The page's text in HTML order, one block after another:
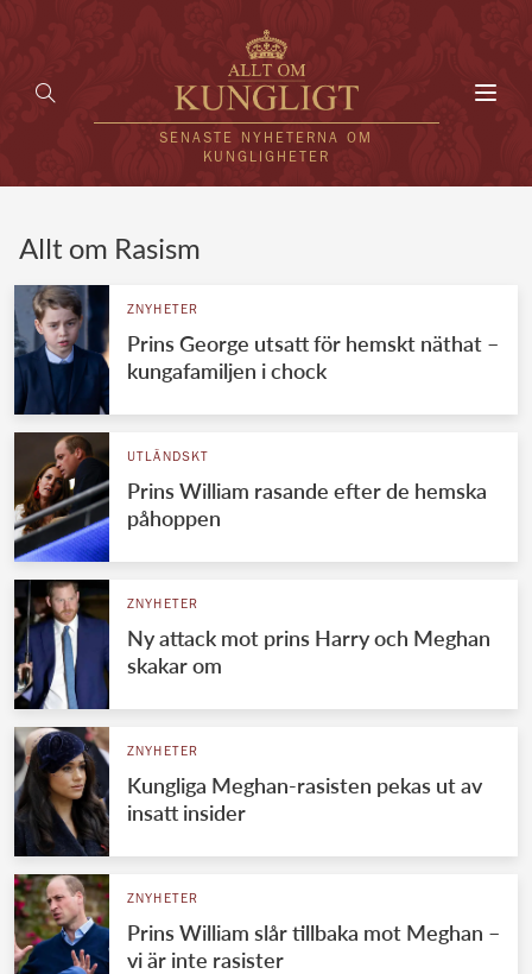
SENASTE NYHETERNA OM
KUNGLIGHETER
UTLÄNDSKT
VÄRLDENS KUNGAHUS
Svenska kungahuset
Brittiska kungahuset
Danska kungahuset
Spanska kungahuset
Jordanska kungahuset
Luxemburgska storhertighuset
Japanska kejsarhuset
Thailändska kungahuset
Marockanska kungahuset
Allt om Rasism
ZNYHETER
Prins George utsatt för hemskt näthat –
kungafamiljen i chock
UTLÄNDSKT
Prins William rasande efter de hemska
påhoppen
ZNYHETER
Ny attack mot prins Harry och Meghan
skakar om
ZNYHETER
Kungliga Meghan-rasisten pekas ut av
insatt insider
ZNYHETER
Prins William slår tillbaka mot Meghan –
vi är inte rasister